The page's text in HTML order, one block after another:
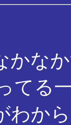
かな
てる
わか